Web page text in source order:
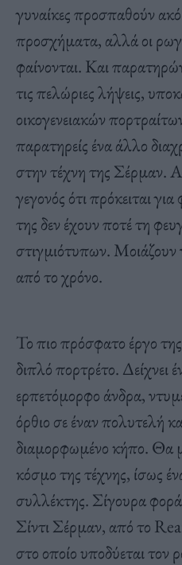
γυναίκες προσπαθούν
προσχήματα, αλλά οι
φαίνονται. Και
τις πελώριες λήψεις,
οικογενειακών
παρατηρείς ένα άλλο
στην τέχνη της Σέρμαν.
γεγονός ότι πρόκειται
της δεν έχουν ποτέ τη
στιγμιότυπων. Μοιάζουν
από το χρόνο.
Το πιο πρόσφατο έργο της
διπλό πορτρέτο.
ερπετόμορφο άνδρα,
όρθιο σε έναν πολυτελή
διαμορφωμένο κήπο. Θα
κόσμο της τέχνης, ίσως
συλλέκτης. Σίγουρα
Σίντι Σέρμαν, από το
στο οποίο υποδύεται τον